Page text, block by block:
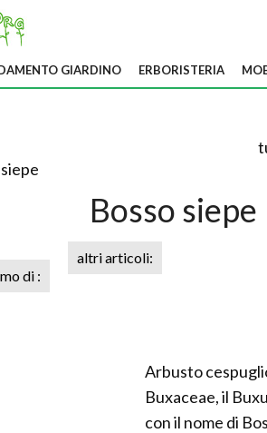
GIARDINO ERBORISTERIA
Bosso siepe
di :
altri articoli:
Arbusto
Buxaceae, il
con il nome di